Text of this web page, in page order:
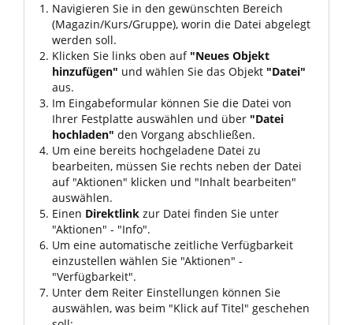
Navigieren Sie in den gewünschten Bereich
(Magazin/Kurs/Gruppe), worin die Datei abgelegt
werden soll.
Klicken Sie links oben auf "Neues Objekt
hinzufügen" und wählen Sie das Objekt "Datei"
aus.
Im Eingabeformular können Sie die Datei von
Ihrer Festplatte auswählen und über "Datei
hochladen" den Vorgang abschließen.
Um eine bereits hochgeladene Datei zu
bearbeiten, müssen Sie rechts neben der Datei
auf "Aktionen" klicken und "Inhalt bearbeiten"
auswählen.
Einen Direktlink zur Datei finden Sie unter
"Aktionen" - "Info".
Um eine automatische zeitliche Verfügbarkeit
einzustellen wählen Sie "Aktionen" -
"Verfügbarkeit".
Unter dem Reiter Einstellungen können Sie
auswählen, was beim "Klick auf Titel" geschehen